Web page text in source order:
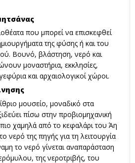
που μπορεί να επισκεφθεί
της φύσης ή και του
Βουνό, βλάστηση, νερό και
μοναστήρια, εκκλησίες,
και αρχαιολογικοί χώροι.
μουσείο, μοναδικό στα
πίσω στην προβιομηχανική
χαμηλά από το κεφαλάρι του Άη
νερό της πηγής για τη λειτουργία
το νερό γίνεται αναπαράσταση
της νεροτριβής, του